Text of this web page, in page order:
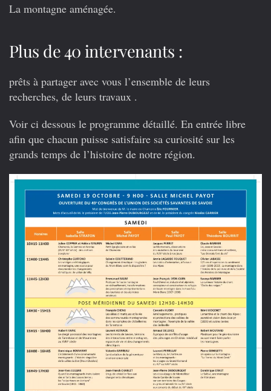
La montagne aménagée.
Plus de 40 intervenants :
prêts à partager avec vous l’ensemble de leurs
recherches, de leurs travaux .
Voir ci dessous le programme détaillé. En entrée libre
afin que chacun puisse satisfaire sa curiosité sur les
grands temps de l’histoire de notre région.